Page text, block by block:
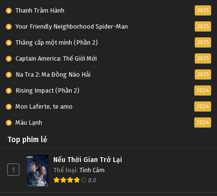
Thanh Trâm Hành 2025
Your Friendly Neighborhood Spider-Man 2025
Thăng cấp một mình (Phần 2) 2025
Captain America: Thế Giới Mới 2025
Na Tra 2: Ma Đồng Náo Hải 2025
Rising Impact (Phần 2) 2024
Mon Laferte, te amo 2024
Máu Lạnh 2024
Top phim lẻ
1
Nếu Thời Gian Trở Lại
Thể loại: Tình Cảm
8.0